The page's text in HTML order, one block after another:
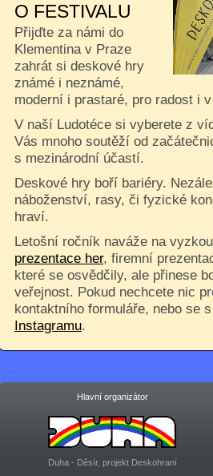
O FESTIVALU
Přijďte za námi do
Klementina v Praze
zahrát si deskové hry
známé i neznámé,
moderní i prastaré, pro radost i
V naší Ludotéce si vyberete z
Vás mnoho soutěží od
s mezinárodní účastí.
Deskové hry boří bariéry.
náboženství, rasy, či fyzické
hraví.
Letošní ročník naváže na
prezentace her, firemní
které se osvědčily, ale přinese
veřejnost. Pokud nechcete nic
kontaktního formuláře, nebo se
Instagramu.
Hlavní organizátor
Duha - Děsír, projekt Deskohraní